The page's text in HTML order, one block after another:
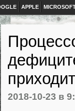
APPLE
2018-10-23 в